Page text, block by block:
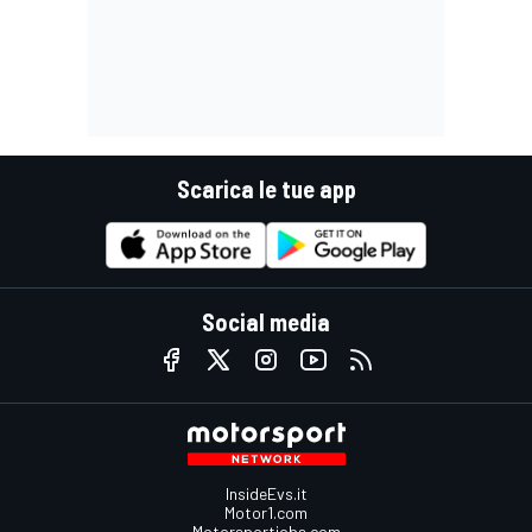
Scarica le tue app
Social media
InsideEvs.it
Motor1.com